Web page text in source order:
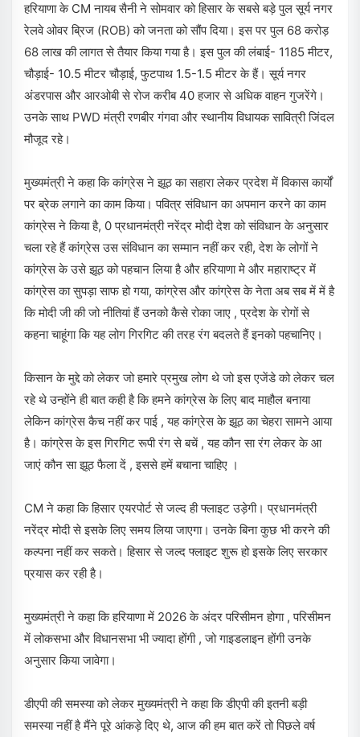
हरियाणा के CM नायब सैनी ने सोमवार को हिसार के सबसे बड़े पुल सूर्य नगर
रेलवे ओवर ब्रिज (ROB) को जनता को सौंप दिया। इस पर पुल 68 करोड़
68 लाख की लागत से तैयार किया गया है। इस पुल की लंबाई- 1185 मीटर,
चौड़ाई- 10.5 मीटर चौड़ाई, फुटपाथ 1.5-1.5 मीटर के हैं। सूर्य नगर
अंडरपास और आरओबी से रोज करीब 40 हजार से अधिक वाहन गुजरेंगे।
उनके साथ PWD मंत्री रणबीर गंगवा और स्थानीय विधायक सावित्री जिंदल
मौजूद रहे।
मुख्यमंत्री ने कहा कि कांग्रेस ने झूठ का सहारा लेकर प्रदेश में विकास कार्यों
पर ब्रेक लगाने का काम किया। पवित्र संविधान का अपमान करने का काम
कांग्रेस ने किया है, 0 प्रधानमंत्री नरेंद्र मोदी देश को संविधान के अनुसार
चला रहे हैं कांग्रेस उस संविधान का सम्मान नहीं कर रही, देश के लोगों ने
कांग्रेस के उसे झूठ को पहचान लिया है और हरियाणा मे और महाराष्ट्र में
कांग्रेस का सुपड़ा साफ हो गया, कांग्रेस और कांग्रेस के नेता अब सब में में है
कि मोदी जी की जो नीतियां हैं उनको कैसे रोका जाए , प्रदेश के रोगों से
कहना चाहूंगा कि यह लोग गिरगिट की तरह रंग बदलते हैं इनको पहचानिए।
किसान के मुद्दे को लेकर जो हमारे प्रमुख लोग थे जो इस एजेंडे को लेकर चल
रहे थे उन्होंने ही बात कही है कि हमने कांग्रेस के लिए बाद माहौल बनाया
लेकिन कांग्रेस कैच नहीं कर पाई , यह कांग्रेस के झूठ का चेहरा सामने आया
है। कांग्रेस के इस गिरगिट रूपी रंग से बचें , यह कौन सा रंग लेकर के आ
जाएं कौन सा झूठ फैला दें , इससे हमें बचाना चाहिए ।
CM ने कहा कि हिसार एयरपोर्ट से जल्द ही फ्लाइट उड़ेगी। प्रधानमंत्री
नरेंद्र मोदी से इसके लिए समय लिया जाएगा। उनके बिना कुछ भी करने की
कल्पना नहीं कर सकते। हिसार से जल्द फ्लाइट शुरू हो इसके लिए सरकार
प्रयास कर रही है।
मुख्यमंत्री ने कहा कि हरियाणा में 2026 के अंदर परिसीमन होगा , परिसीमन
में लोकसभा और विधानसभा भी ज्यादा होंगी , जो गाइडलाइन होंगी उनके
अनुसार किया जावेगा।
डीएपी की समस्या को लेकर मुख्यमंत्री ने कहा कि डीएपी की इतनी बड़ी
समस्या नहीं है मैंने पूरे आंकड़े दिए थे, आज की हम बात करें तो पिछले वर्ष